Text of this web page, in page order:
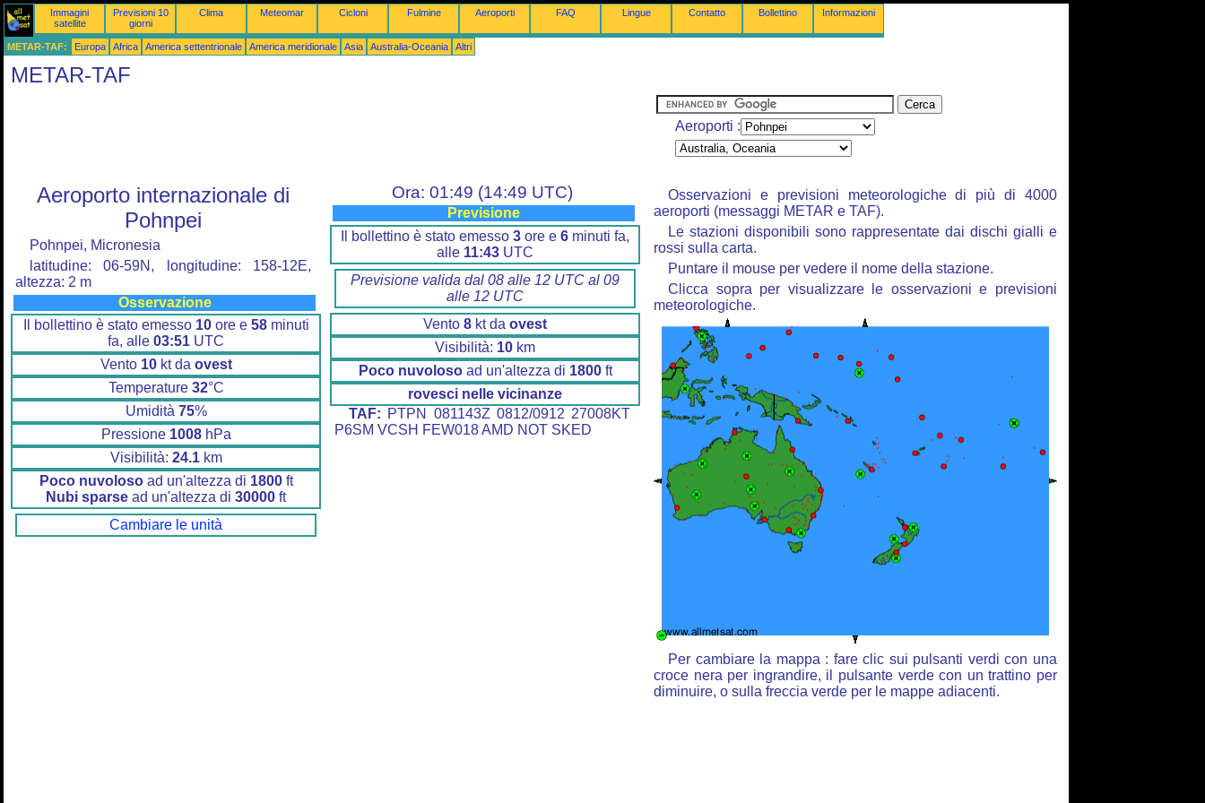
Immagini
satellite
Previsioni 10
giorni
Clima Meteomar Cicloni Fulmine Aeroporti FAQ Lingue Contatto Bollettino Informazioni
METAR-TAF: Europa Africa America settentrionale America meridionale Asia Australia-Oceania Altri
METAR-TAF
Aeroporti :
Aeroporto internazionale di
Pohnpei
Pohnpei, Micronesia
latitudine: 06-59N, longitudine: 158-12E,
altezza: 2 m
Osservazione
Il bollettino è stato emesso 10ore e 58minuti
fa, alle 03:51 UTC
Vento 10kt da ovest
Temperature 32°C
Umidità 75%
Pressione 1008hPa
Visibilità: 24.1km
Poco nuvolosoad un'altezza di 1800ft
Nubi sparse ad un'altezza di 30000 ft
Cambiare le unità
Ora: 01:49 (14:49 UTC)
Previsione
Il bollettino è stato emesso 3 ore e 6 minuti fa,
alle 11:43 UTC
Previsione valida dal 08 alle 12 UTC al 09
alle 12 UTC
Vento 8 kt da ovest
Visibilità: 10 km
Poco nuvolosoad un'altezza di 1800ft
rovesci nelle vicinanze
TAF: PTPN 081143Z 0812/0912 27008KT
P6SM VCSH FEW018 AMD NOT SKED
Osservazioni e previsioni meteorologiche di più di 4000
aeroporti (messaggi METAR e TAF).
Le stazioni disponibili sono rappresentate dai dischi gialli e
rossi sulla carta.
Puntare il mouse per vedere il nome della stazione.
Clicca sopra per visualizzare le osservazioni e previsioni
meteorologiche.
Per cambiare la mappa : fare clic sui pulsanti verdi con una
croce nera per ingrandire, il pulsante verde con un trattino per
diminuire, o sulla freccia verde per le mappe adiacenti.